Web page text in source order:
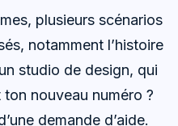
plusieurs scénarios
notamment l’histoire
studio de design, qui
ton nouveau numéro ?
demande d’aide.